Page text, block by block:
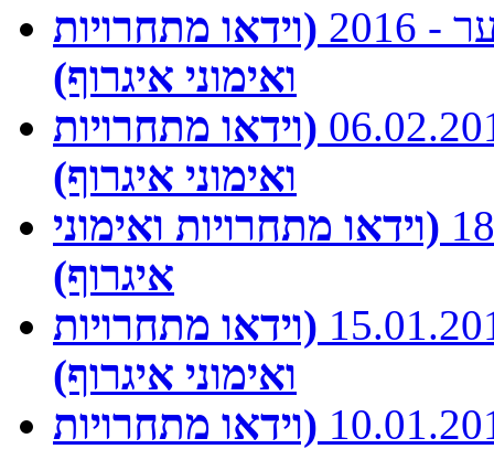
(וידאו מתחרויות
ואימוני איגרוף)
(וידאו מתחרויות
ואימוני איגרוף)
(וידאו מתחרויות ואימוני
איגרוף)
(וידאו מתחרויות
ואימוני איגרוף)
(וידאו מתחרויות